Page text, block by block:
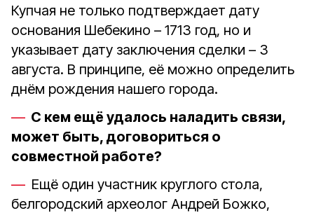
Купчая не только подтверждает дату
основания Шебекино – 1713 год, но и
указывает дату заключения сделки – 3
августа. В принципе, её можно определить
днём рождения нашего города.
С кем ещё удалось наладить связи,
может быть, договориться о
совместной работе?
Ещё один участник круглого стола,
белгородский археолог Андрей Божко,